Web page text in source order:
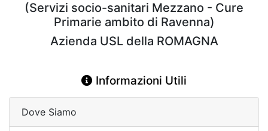
(Servizi socio-sanitari Mezzano - Cure
Primarie ambito di Ravenna)
Azienda USL della ROMAGNA
Informazioni Utili
Dove Siamo